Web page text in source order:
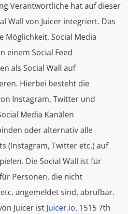
Verantwortliche hat auf dieser
Wall von Juicer integriert. Das
Möglichkeit, Social Media
einem Social Feed
als Social Wall auf
Hierbei besteht die
Instagram, Twitter und
Media Kanälen
oder alternativ alle
(Instagram, Twitter etc.) auf
Die Social Wall ist für
Personen, die nicht
angemeldet sind, abrufbar.
Juicer ist Juicer.io, 1515 7th